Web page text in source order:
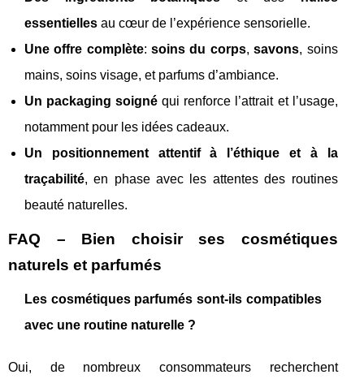
essentielles au cœur de l’expérience sensorielle.
Une offre complète:soins du corps,savons, soins
mains, soins visage, et parfums d’ambiance.
Un packaging soigné qui renforce l’attrait et l’usage,
notamment pour les idées cadeaux.
Un positionnement attentif à l’éthique et à la
traçabilité, en phase avec les attentes des routines
beauté naturelles.
FAQ – Bien choisir ses cosmétiques
naturels et parfumés
Les cosmétiques parfumés sont-ils compatibles
avec une routine naturelle ?
Oui, de nombreux consommateurs recherchent